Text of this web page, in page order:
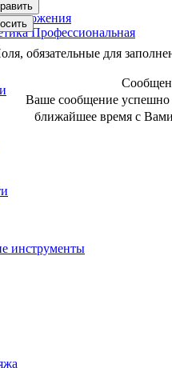
обязательные для
Ваше сообщение успешно
ближайшее время с
Профессиональная
инструменты